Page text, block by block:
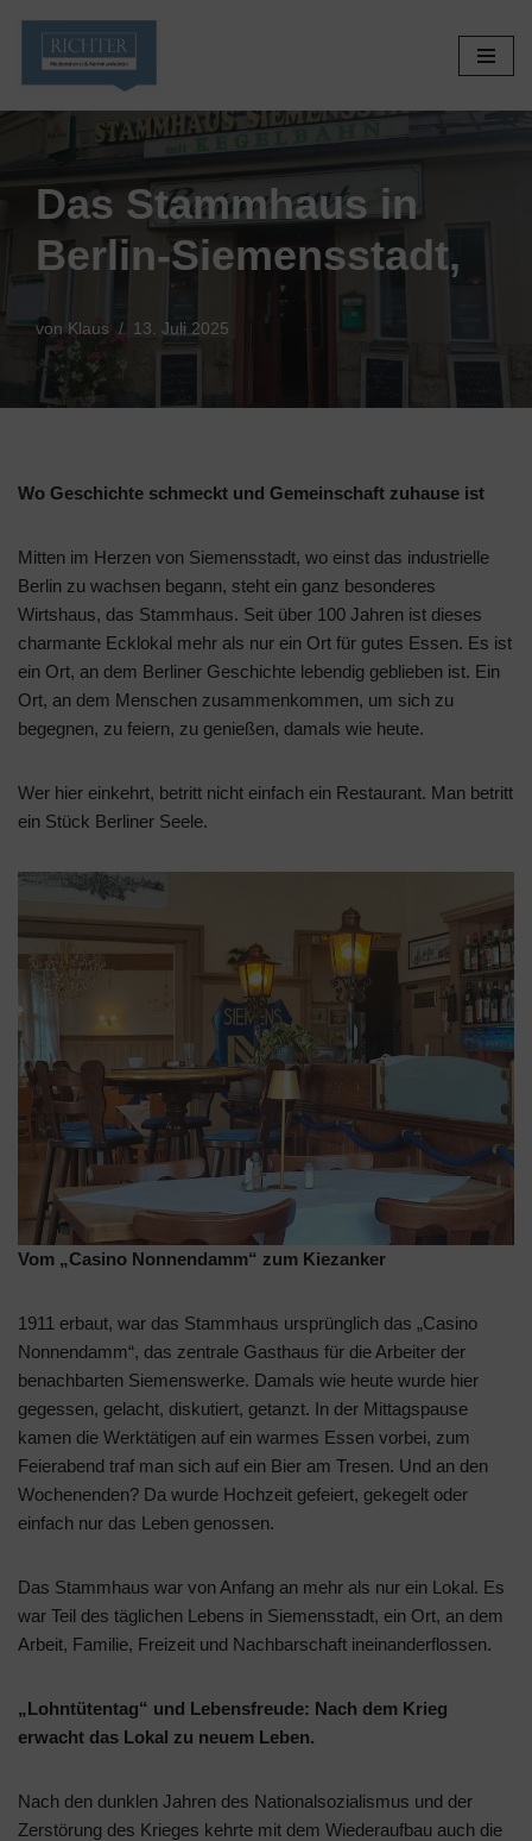
Zum
Das Stammhaus in
Berlin-Siemensstadt,
von Klaus 13. Juli 2025
Wo Geschichte schmeckt und Gemeinschaft zuhause ist
Mitten im Herzen von Siemensstadt, wo einst das industrielle
Berlin zu wachsen begann, steht ein ganz besonderes
Wirtshaus, das Stammhaus. Seit über 100 Jahren ist dieses
charmante Ecklokal mehr als nur ein Ort für gutes Essen. Es ist
ein Ort, an dem Berliner Geschichte lebendig geblieben ist. Ein
Ort, an dem Menschen zusammenkommen, um sich zu
begegnen, zu feiern, zu genießen, damals wie heute.
Wer hier einkehrt, betritt nicht einfach ein Restaurant. Man betritt
ein Stück Berliner Seele.
Vom „Casino Nonnendamm“ zum Kiezanker
1911 erbaut, war das Stammhaus ursprünglich das „Casino
Nonnendamm“, das zentrale Gasthaus für die Arbeiter der
benachbarten Siemenswerke. Damals wie heute wurde hier
gegessen, gelacht, diskutiert, getanzt. In der Mittagspause
kamen die Werktätigen auf ein warmes Essen vorbei, zum
Feierabend traf man sich auf ein Bier am Tresen. Und an den
Wochenenden? Da wurde Hochzeit gefeiert, gekegelt oder
einfach nur das Leben genossen.
Das Stammhaus war von Anfang an mehr als nur ein Lokal. Es
war Teil des täglichen Lebens in Siemensstadt, ein Ort, an dem
Arbeit, Familie, Freizeit und Nachbarschaft ineinanderflossen.
„Lohntütentag“ und Lebensfreude: Nach dem Krieg
erwacht das Lokal zu neuem Leben.
Nach den dunklen Jahren des Nationalsozialismus und der
Zerstörung des Krieges kehrte mit dem Wiederaufbau auch die